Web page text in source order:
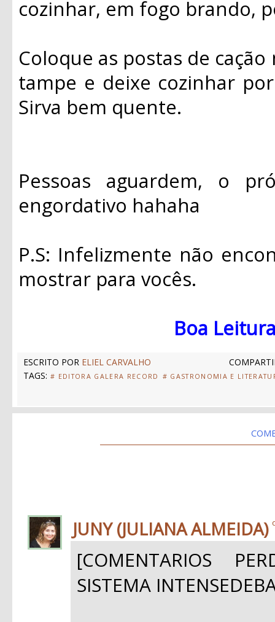
cozinhar, em fogo brando,
Coloque as postas de
tampe e deixe cozinhar
Sirva bem quente.
Pessoas aguardem, o
engordativo hahaha
P.S: Infelizmente não
mostrar para vocês.
Boa
ESCRITO POR ELIEL CARVALHO
TAGS: # EDITORA GALERA RECORD # GASTRONOMIA E
JUNY (JULIANA ALMEIDA)
[COMENTARIOS
SISTEMA